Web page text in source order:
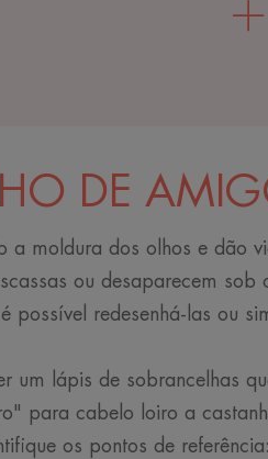
DE
a moldura dos olhos e dão
ou desaparecem
possível redesenhá-las ou
um lápis de sobrancelhas
para cabelo loiro a
os pontos de